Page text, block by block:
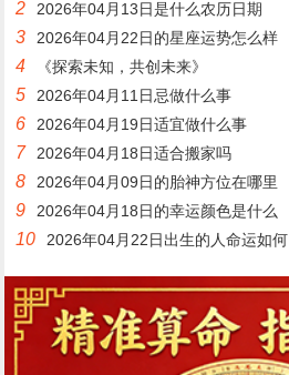
2 2026年04月13日是什么农历日期
3 2026年04月22日的星座运势怎么样
4 《探索未知，共创未来》
5 2026年04月11日忌做什么事
6 2026年04月19日适宜做什么事
7 2026年04月18日适合搬家吗
8 2026年04月09日的胎神方位在哪里
9 2026年04月18日的幸运颜色是什么
10 2026年04月22日出生的人命运如何